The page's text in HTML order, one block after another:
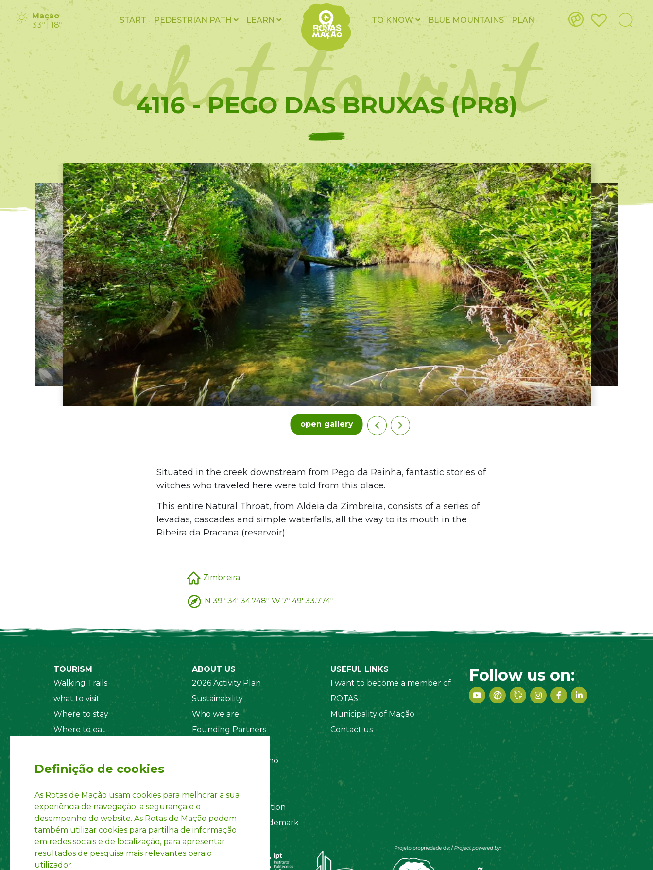
Mação
33º | 18º
START PEDESTRIAN PATH LEARN TO KNOW BLUE MOUNTAINS PLAN
what to visit
4116 - PEGO DAS BRUXAS (PR8)
open gallery
Situated in the creek downstream from Pego da Rainha, fantastic stories of
witches who traveled here were told from this place.
This entire Natural Throat, from Aldeia da Zimbreira, consists of a series of
levadas, cascades and simple waterfalls, all the way to its mouth in the
Ribeira da Pracana (reservoir).
Zimbreira
N 39º 34' 34.748'' W 7º 49' 33.774''
TOURISM
Walking Trails
what to visit
Where to stay
Where to eat
ABOUT US
2026 Activity Plan
Sustainability
Who we are
Founding Partners
Regulamento Interno
Privacy Policy
Accounting Information
INPI Registered Trademark
USEFUL LINKS
I want to become a member of
ROTAS
Municipality of Mação
Contact us
Follow us on:
Definição de cookies
As Rotas de Mação usam cookies para melhorar a sua
experiência de navegação, a segurança e o
desempenho do website. As Rotas de Mação podem
também utilizar cookies para partilha de informação
em redes sociais e de localização, para apresentar
resultados de pesquisa mais relevantes para o
utilizador.